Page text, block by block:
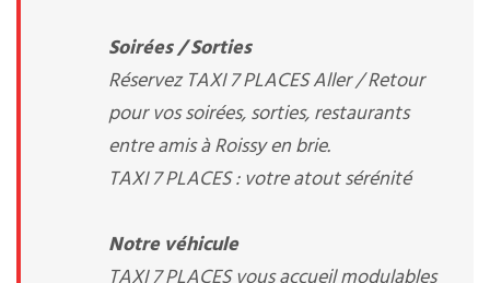
Soirées / Sorties
Réservez TAXI 7 PLACES Aller / Retour
pour vos soirées, sorties, restaurants
entre amis à Roissy en brie.
TAXI 7 PLACES : votre atout sérénité
Notre véhicule